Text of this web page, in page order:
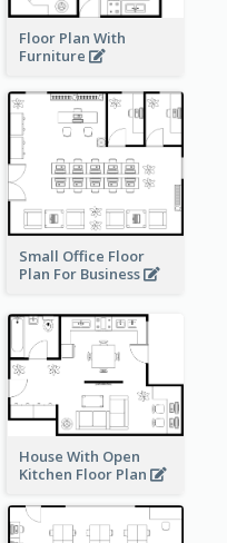
Floor Plan With
Furniture
Small Office Floor
Plan For Business
House With Open
Kitchen Floor Plan